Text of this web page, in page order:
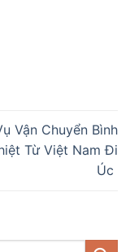
Vận Chuyển Bình
Từ Việt Nam Đi
Úc